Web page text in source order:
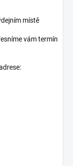
místě
vám termín